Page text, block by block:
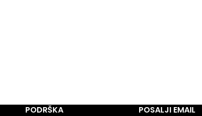
PODRŠKA POSALJI EMAIL